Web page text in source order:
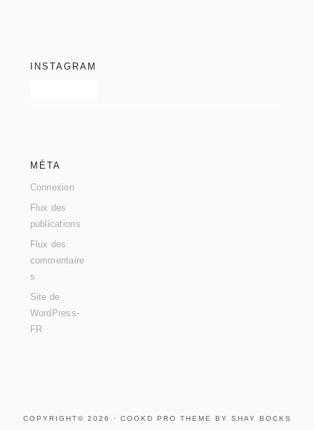
INSTAGRAM
MÉTA
Connexion
Flux des
publications
Flux des
commentaire
s
Site de
WordPress-
FR
COPYRIGHT© 2026 · COOKD PRO THEME BY SHAY BOCKS